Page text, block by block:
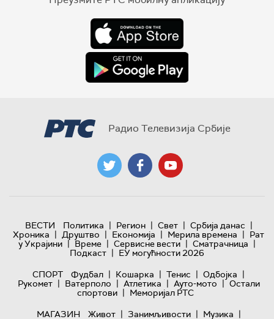
Радио Телевизија Србије
ВЕСТИ Политика | Регион | Свет | Србија данас |
Хроника | Друштво | Економија | Мерила времена | Рат
у Украјини | Време | Сервисне вести | Сматрачница |
Подкаст | ЕУ могућности 2026
СПОРТ
Фудбал | Кошарка | Тенис | Одбојка |
Рукомет | Ватерполо | Атлетика | Ауто-мото | Остали
спортови | Меморијал РТС
МАГАЗИН
Живот | Занимљивости | Музика |